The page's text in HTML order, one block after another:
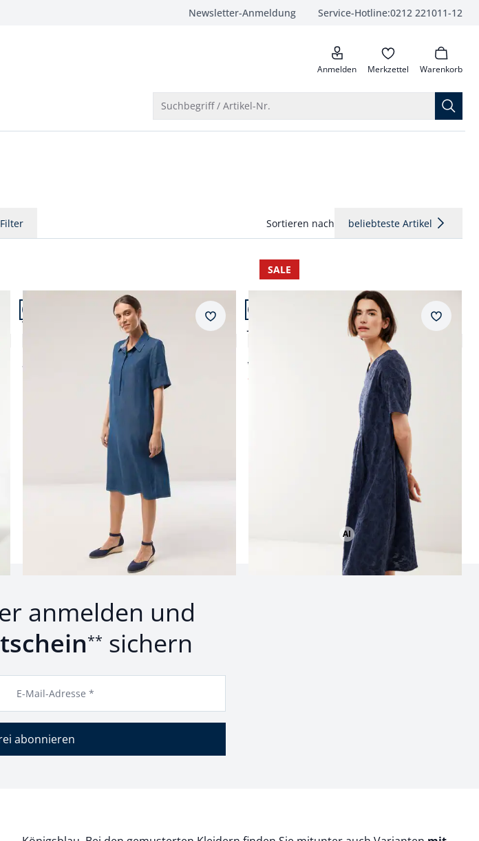
Newsletter-Anmeldung Service-Hotline:0212 221011-12
anrufen
Anmelden Merkzettel Warenkorb
Suchbegriff / Artikel-Nr.
Sortieren nach beliebteste Artikel
Artikel 3 von 4.
Tencelkleid
5,0 (1)
ab
Merkzettel
Artikel 4 von 4.
SALE
ab € 149,99
ab
AI Bild mit Hilfe von KI erstellt
anmelden und
** sichern
E-Mail-Adresse *
abonnieren